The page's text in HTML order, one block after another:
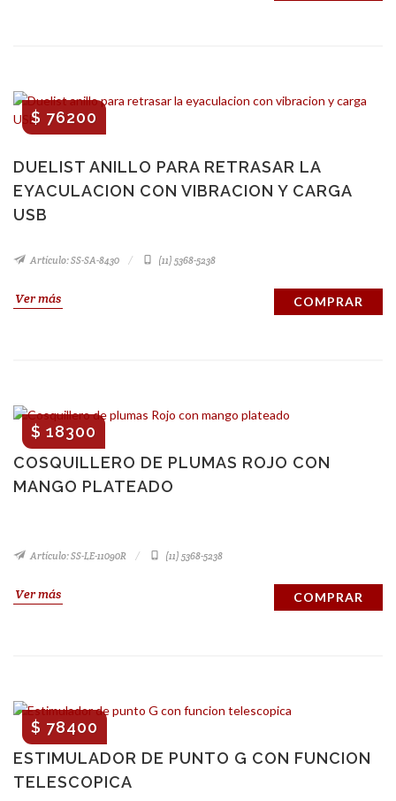
DUELIST ANILLO PARA RETRASAR LA
EYACULACION CON VIBRACION Y CARGA
USB
$ 76200
Artículo: SS-SA-8430 (11) 5368-5238
Ver más COMPRAR
COSQUILLERO DE PLUMAS ROJO CON
MANGO PLATEADO
$ 18300
Artículo: SS-LE-11090R (11) 5368-5238
Ver más COMPRAR
ESTIMULADOR DE PUNTO G CON FUNCION
TELESCOPICA
$ 78400